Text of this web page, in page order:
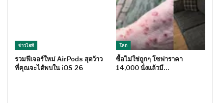
ข่าวไอที
รวมฟีเจอร์ใหม่ AirPods สุดว้าว
ที่คุณจะได้พบใน iOS 26
โลก
ซื้อไม่ใช่ถูกๆ โซฟาราคา
14,000 นั่งแล้วมี…